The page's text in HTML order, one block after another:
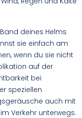
deines Helms
sie einfach am
wenn du sie nicht
auf der
bei
speziellen
auch mit
Verkehr unterwegs.